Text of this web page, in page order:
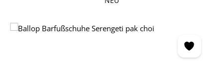
Bildergalerie überspringen